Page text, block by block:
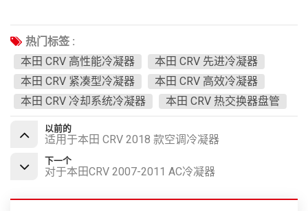
热门标签 :
本田 CRV 高性能冷凝器
本田 CRV 先进冷凝器
本田 CRV 紧凑型冷凝器
本田 CRV 高效冷凝器
本田 CRV 冷却系统冷凝器
本田 CRV 热交换器盘管
以前的
适用于本田 CRV 2018 款空调冷凝器
下一个
对于本田CRV 2007-2011 AC冷凝器